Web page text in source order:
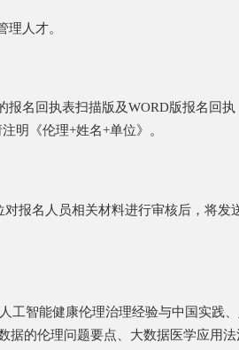
理人才。
名回执表扫描版及WORD版报名回
明《伦理+姓名+单位》。
报名人员相关材料进行审核后，将发
工智能健康伦理治理经验与中国实践
的伦理问题要点、大数据医学应用法